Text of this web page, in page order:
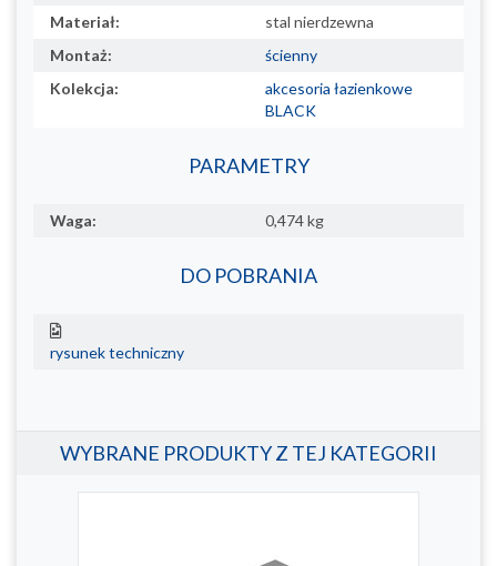
Materiał:
stal nierdzewna
Montaż:
ścienny
Kolekcja:
akcesoria łazienkowe
BLACK
PARAMETRY
Waga: 0,474 kg
DO POBRANIA
rysunek techniczny
WYBRANE PRODUKTY Z TEJ KATEGORII